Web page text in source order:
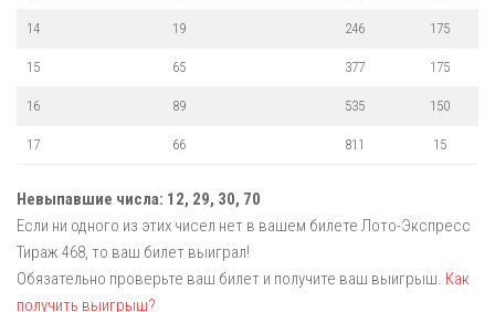
14 19 246 175
15 65 377 175
16 89 535 150
17 66 811 15
Невыпавшие числа: 12, 29, 30, 70
Если ни одного из этих чисел нет в вашем билете Лото-Экспресс
Тираж 468, то ваш билет выиграл!
Обязательно проверьте ваш билет и получите ваш выигрыш. Как
получить выигрыш?